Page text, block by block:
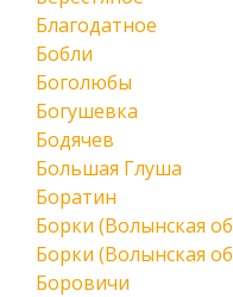
Благодатное
Бобли
Боголюбы
Богушевка
Бодячев
Большая Глуша
Боратин
Борки (Волынская
Борки (Волынская
Боровичи